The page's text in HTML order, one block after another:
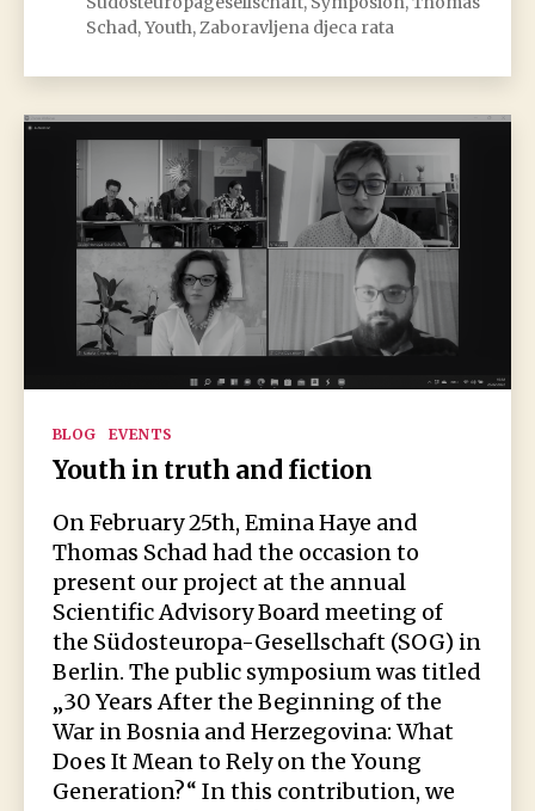
Schad,Youth,Zaboravljena djeca rata
Kategorien
BLOG EVENTS
Youth in truth and fiction
On February 25th, Emina Haye and
Thomas Schad had the occasion to
present our project at the annual
Scientific Advisory Board meeting of
the Südosteuropa-Gesellschaft (SOG) in
Berlin. The public symposium was titled
„30 Years After the Beginning of the
War in Bosnia and Herzegovina: What
Does It Mean to Rely on the Young
Generation?“ In this contribution, we